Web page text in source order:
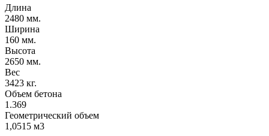
Длина
2480 мм.
Ширина
160 мм.
Высота
2650 мм.
Вес
3423 кг.
Объем бетона
1.369
Геометрический объем
1,0515 м3